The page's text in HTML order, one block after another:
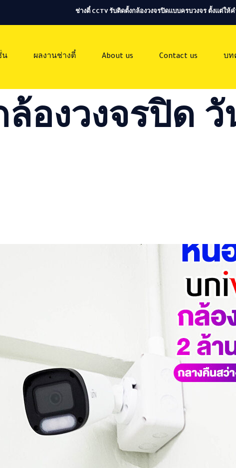
ช่างตี๋ CCTV รับติดตั้งกล้องวงจรปิดแบบครบวงจร ตั้งแต่
น ผลงานช่างตี๋ About us Contact us บท
องวงจรปิด วั